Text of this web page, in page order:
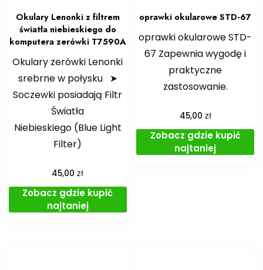
Okulary Lenonki z filtrem
światła niebieskiego do
komputera zerówki T7590A
Okulary zerówki Lenonki
srebrne w połysku ➤
Soczewki posiadają Filtr
Światła
Niebieskiego (Blue Light
Filter)
45,00zł
Zobacz gdzie kupić
najtaniej
oprawki okularowe STD-67
oprawki okularowe STD-
67 Zapewnia wygodę i
praktyczne
zastosowanie.
45,00 zł
Zobacz gdzie kupić
najtaniej